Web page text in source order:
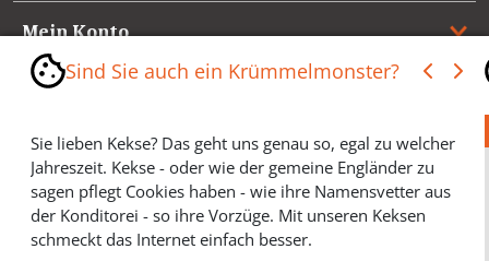
Mein Konto
Referenzen
Medienspiegel & Presseinformationen
*** Vertrag widerrufen ***
Sind Sie auch ein Krümmelmonster?
Sie lieben Kekse? Das geht uns genau so, egal zu welcher
Jahreszeit. Kekse - oder wie der gemeine Engländer zu
sagen pflegt Cookies haben - wie ihre Namensvetter aus
der Konditorei - so ihre Vorzüge. Mit unseren Keksen
schmeckt das Internet einfach besser.